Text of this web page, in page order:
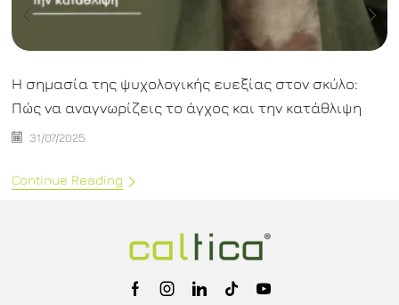
Η σημασία της ψυχολογικής ευεξίας στον σκύλο:
Πώς να αναγνωρίζεις το άγχος και την κατάθλιψη
31/07/2025
Continue Reading